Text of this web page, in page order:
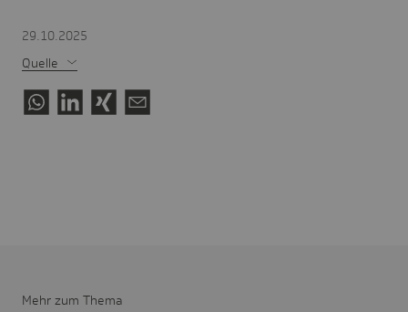
29.10.2025
Quelle
Mehr zum Thema